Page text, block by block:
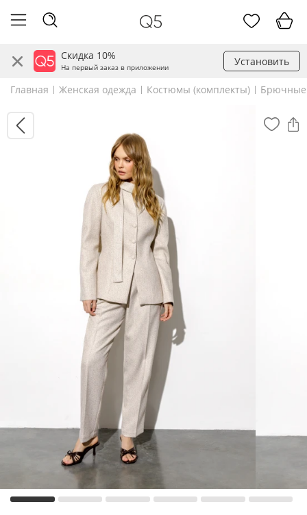
Скидка 10%
На первый заказ в приложении Установить
Главная Женская одежда Костюмы (комплекты)